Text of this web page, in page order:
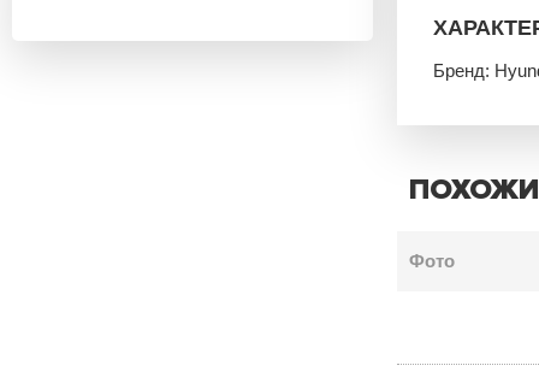
Бренд:
Фото